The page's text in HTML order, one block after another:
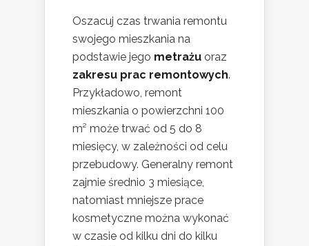
Oszacuj czas trwania remontu
swojego mieszkania na
podstawie jego metrażu oraz
zakresu prac remontowych.
Przykładowo, remont
mieszkania o powierzchni 100
m² może trwać od 5 do 8
miesięcy, w zależności od celu
przebudowy. Generalny remont
zajmie średnio 3 miesiące,
natomiast mniejsze prace
kosmetyczne można wykonać
w czasie od kilku dni do kilku